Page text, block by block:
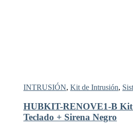
INTRUSIÓN, Kit de Intrusión,
HUBKIT-RENOVE1-B
Teclado + Sirena Negro